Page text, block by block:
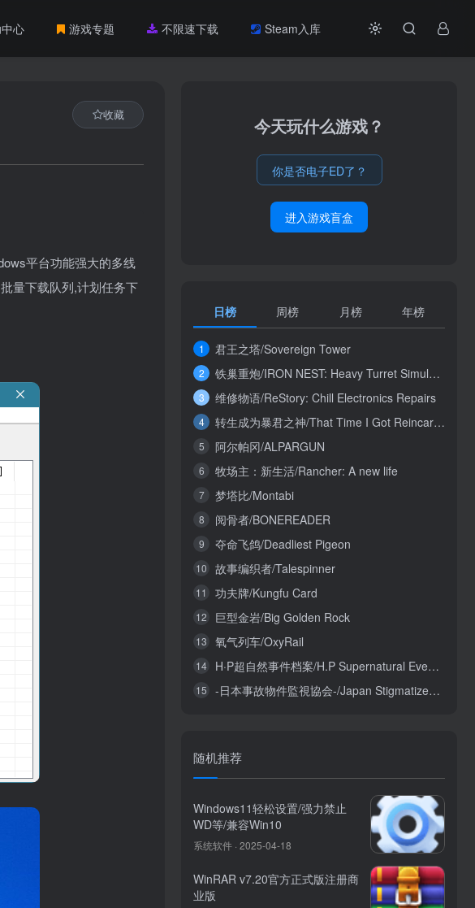
心 游戏专题 不限速下载 Steam入库
收藏
平台功能强大的多线
量下载队列,计划任务下
今天玩什么游戏？
你是否电子ED了？
进入游戏盲盒
日榜 周榜 月榜 年榜
1 君王之塔/Sovereign Tower
2 铁巢重炮/IRON NEST: Heavy Turret Simulator
3 维修物语/ReStory: Chill Electronics Repairs
4 转生成为暴君之神/That Time I Got Reincarnated as a Tyrant God
5 阿尔帕冈/ALPARGUN
6 牧场主：新生活/Rancher: A new life
7 梦塔比/Montabi
8 阅骨者/BONEREADER
9 夺命飞鸽/Deadliest Pigeon
10 故事编织者/Talespinner
11 功夫牌/Kungfu Card
12 巨型金岩/Big Golden Rock
13 氧气列车/OxyRail
14 H·P超自然事件档案/H.P Supernatural Event Archives
15 -日本事故物件監視協会-/Japan Stigmatized Property3
随机推荐
Windows11轻松设置/强力禁止
WD等/兼容Win10
系统软件 · 2025-04-18
WinRAR v7.20官方正式版注册商
业版